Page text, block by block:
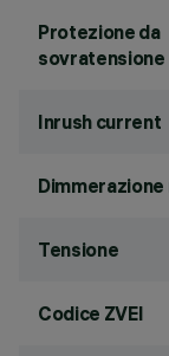
Protezione da
sovratensione
Inrush current
Dimmerazione
Tensione
Codice ZVEI